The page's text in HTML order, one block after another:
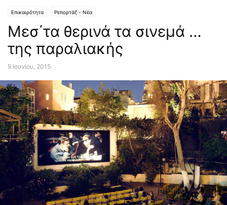
Επικαιρότητα Ρεπορτάζ - Νέα
Μεσ΄τα θερινά τα σινεμά …
της παραλιακής
9 Ιουνίου, 2015